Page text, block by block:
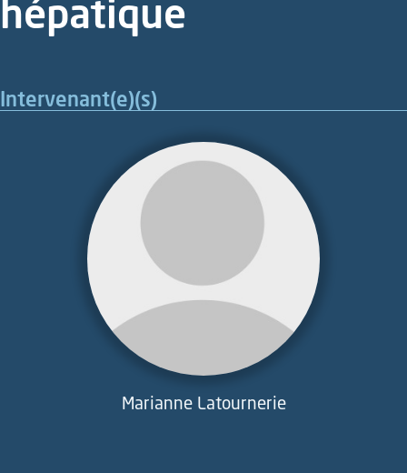
hépatique
Intervenant(e)(s)
Marianne Latournerie